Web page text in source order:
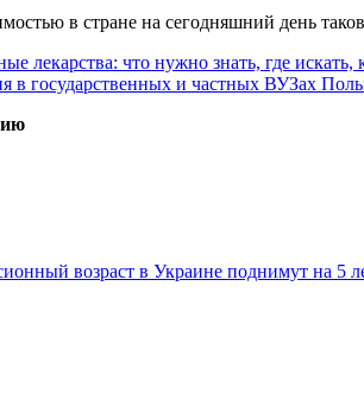
в стране на сегодняшний день
лекарства: что нужно знать, где искать,
в государственных и частных ВУЗах
возраст в Украине поднимут на 5